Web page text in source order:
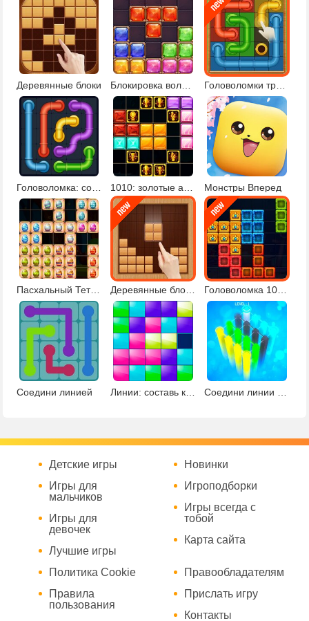
Деревянные блоки Блокировка волшебная Головоломки трубы
Головоломка: соедини трубы Монстры Вперед
Пасхальный Тетрис 10х10 Деревянные блоки головоломки Головоломка 10х10
Соедини линией Линии: составь кубики в ряд
Детские игры
Игры для
мальчиков
Игры для
девочек
Лучшие игры
Новинки
Игроподборки
Игры всегда с
тобой
Карта сайта
Политика Cookie
Правила
пользования
Правообладателям
Прислать игру
Контакты